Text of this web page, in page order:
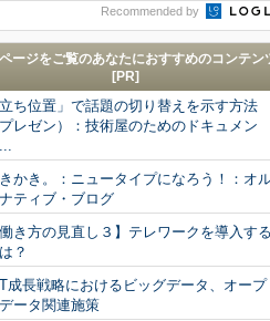
Recommended by
ージをご覧のあなたにおすすめのコンテン
[PR]
立ち位置」で話題の切り替えを示す方法
プレゼン）：技術屋のためのドキュメン
かき。：ニュータイプになろう！：オ
ティブ・ブログ
働き方の見直し３】テレワークを導入する
？
成長戦略におけるビッグデータ、オープ
ータ関連施策